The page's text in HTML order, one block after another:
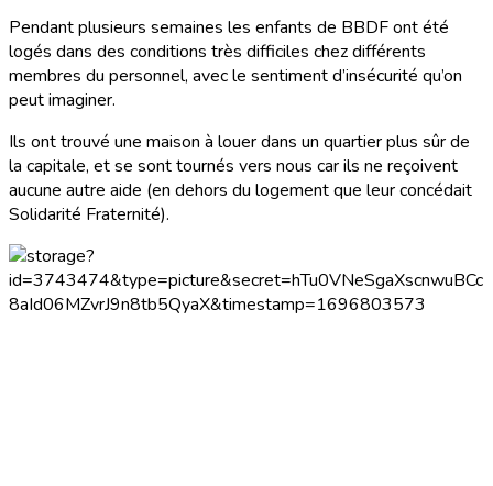
Pendant plusieurs semaines les enfants de BBDF ont été
logés dans des conditions très difficiles chez différents
membres du personnel, avec le sentiment d’insécurité qu’on
peut imaginer.
Ils ont trouvé une maison à louer dans un quartier plus sûr de
la capitale, et se sont tournés vers nous car ils ne reçoivent
aucune autre aide (en dehors du logement que leur concédait
Solidarité Fraternité).